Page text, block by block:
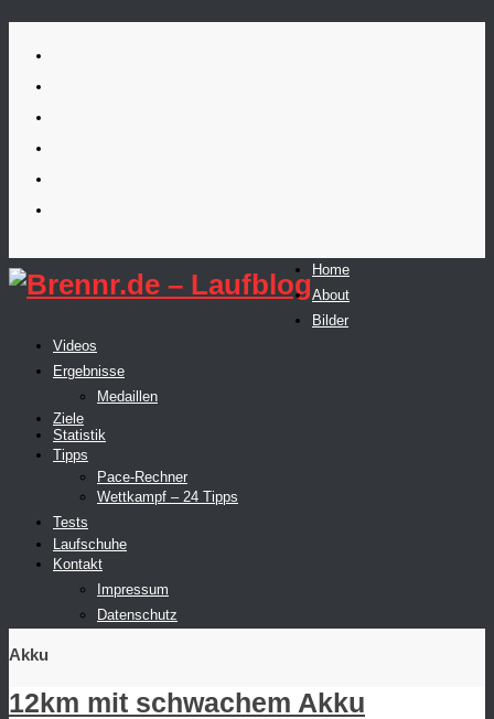
content
Home
About
Bilder
Videos
Ergebnisse
Medaillen
Ziele
Statistik
Tipps
Pace-Rechner
Wettkampf – 24 Tipps
Tests
Laufschuhe
Kontakt
Impressum
Datenschutz
Akku
12km mit schwachem Akku